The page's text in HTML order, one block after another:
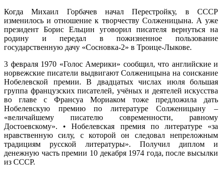
Когда Михаил Горбачев начал Перестройку, в СССР
изменилось и отношение к творчеству Солженицына. А уже
президент Борис Ельцин уговорил писателя вернуться на
родину и передал в пожизненное пользование
государственную дачу «Сосновка-2» в Троице-Лыкове.
3 февраля 1970 «Голос Америки» сообщил, что английские и
норвежские писатели выдвигают Солженицына на соискание
Нобелевской премии. В двадцатых числах июля большая
группа французских писателей, учёных и деятелей искусства
во главе с Франсуа Мориаком тоже предложила дать
Нобелевскую премию по литературе Солженицыну –
«величайшему писателю современности, равному
Достоевскому». • Нобелевская премия по литературе «за
нравственную силу, с которой он следовал непреложным
традициям русской литературы». Получил диплом и
денежную часть премии 10 декабря 1974 года, после высылки
из СССР.